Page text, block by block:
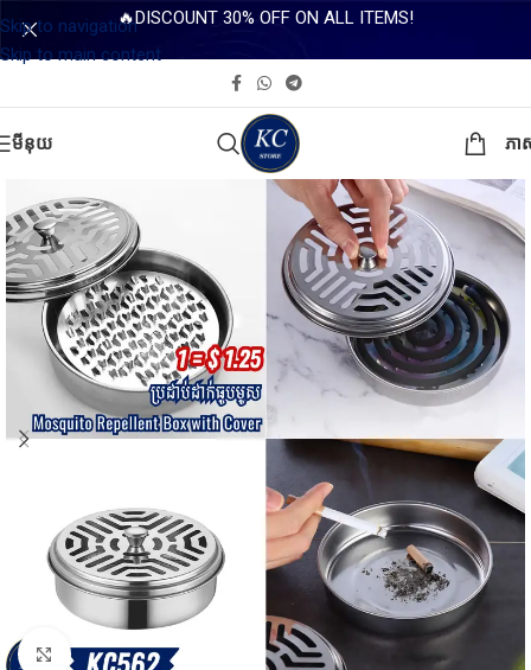
Skip to navigation
Skip to main content
🔥DISCOUNT 30% OFF ON ALL ITEMS!
មីនុយ ភា
Click to enlarge